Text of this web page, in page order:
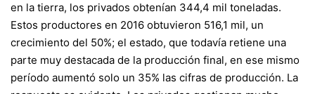
en la tierra, los privados obtenían 344,4 mil toneladas.
Estos productores en 2016 obtuvieron 516,1 mil, un
crecimiento del 50%; el estado, que todavía retiene una
parte muy destacada de la producción final, en ese mismo
período aumentó solo un 35% las cifras de producción. La